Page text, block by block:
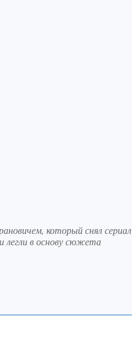
который снял
легли в основу сюжета